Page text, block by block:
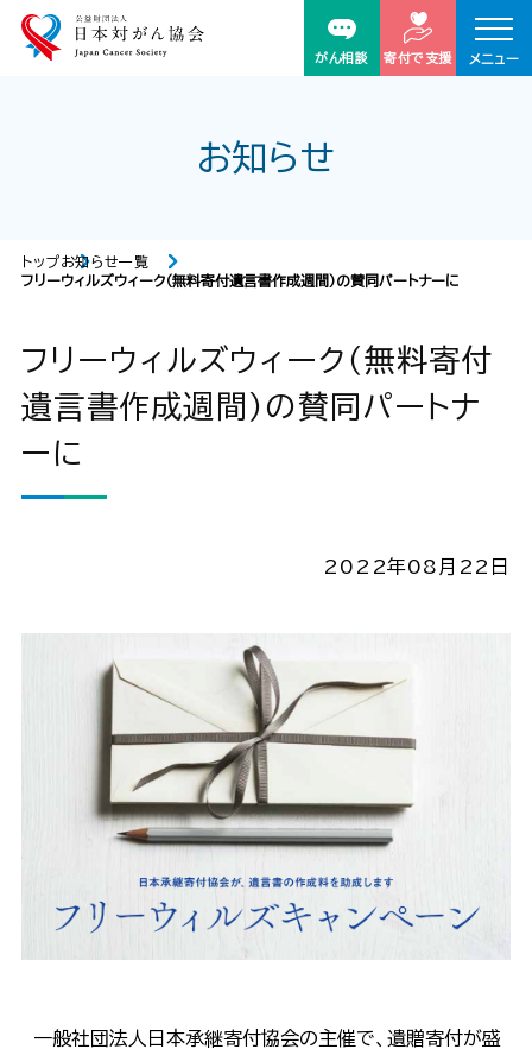
がん相談 寄付で支援 メニュー
お知らせ
トップお知らせ一覧
フリーウィルズウィーク（無料寄付遺言書作成週間）の賛同パートナーに
フリーウィルズウィーク（無料寄付
遺言書作成週間）の賛同パートナ
ーに
2022年08月22日
一般社団法人日本承継寄付協会の主催で、遺贈寄付が盛